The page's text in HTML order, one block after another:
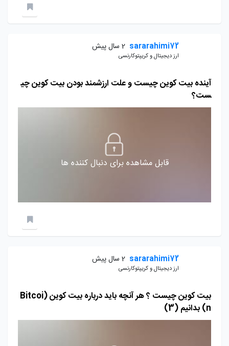
sararahimi72 2 سال پیش
ارز دیجیتال و کریپتوکارنسی
آینده بیت کوین چیست و علت ارزشمند بودن بیت کوین چی
ست؟
قابل مشاهده برای دنبال کننده ها
sararahimi72 2 سال پیش
ارز دیجیتال و کریپتوکارنسی
بیت کوین چیست ؟ هر آنچه باید درباره بیت کوین (Bitcoi
n) بدانیم (3)